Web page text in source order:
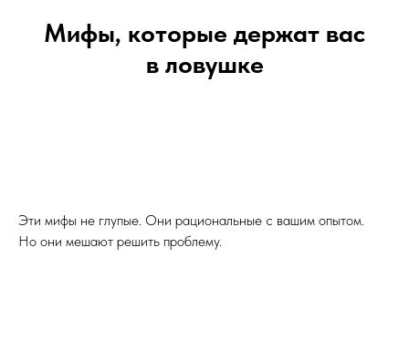
Мифы, которые держат вас
в ловушке
Эти мифы не глупые. Они рациональные с вашим опытом.
Но они мешают решить проблему.